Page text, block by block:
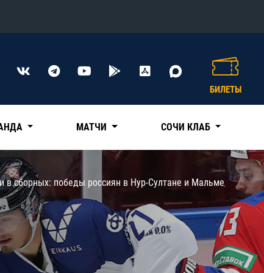
Конференция «Восток»
Нефтехимик
Трактор
Дивизион Чернышева
Авангард
Адмирал
КХЛ
БИЛЕТЫ
МАТЧИ СОЧИ КЛАБ
в сборных: победы россиян в Нур-Султане и Мальме